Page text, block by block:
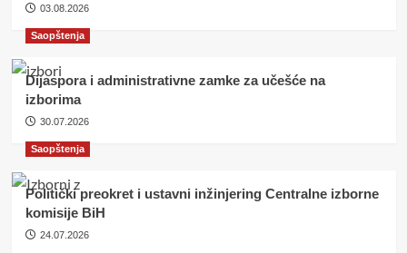
03.08.2026
Saopštenja
Dijaspora i administrativne zamke za učešće na
izborima
30.07.2026
Saopštenja
Politički preokret i ustavni inžinjering Centralne izborne
komisije BiH
24.07.2026